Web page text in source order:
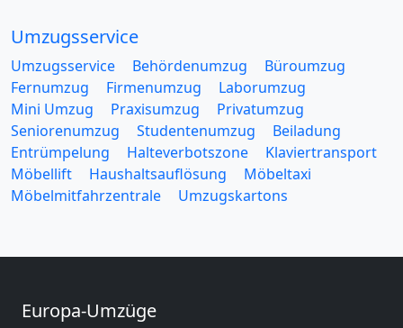
Umzugsservice
Umzugsservice Behördenumzug
Büroumzug
Fernumzug
Firmenumzug
Laborumzug
Mini Umzug
Praxisumzug
Privatumzug
Seniorenumzug
Studentenumzug
Beiladung
Entrümpelung
Halteverbotszone
Klaviertransport
Möbellift
Haushaltsauflösung
Möbeltaxi
Möbelmitfahrzentrale
Umzugskartons
Europa-Umzüge